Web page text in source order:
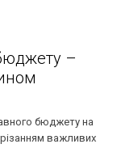
–
бюджету на
важливих